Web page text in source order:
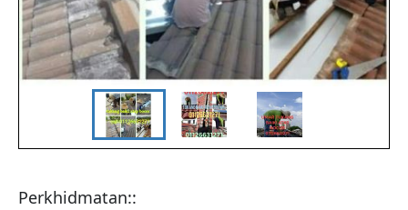
Perkhidmatan::